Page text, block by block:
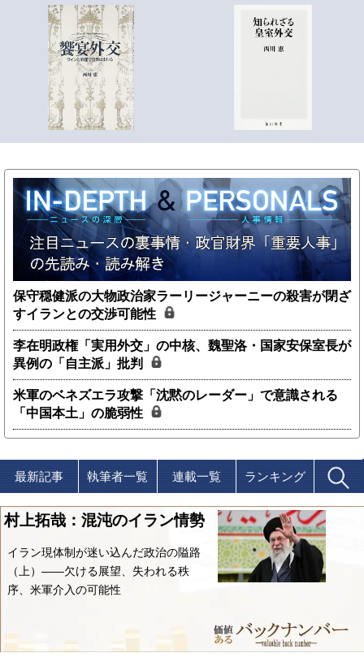
保守穏健派の大物政治家ラーリージャーニーの殺害が閉ざ
すイランとの交渉可能性
李在明政権「実用外交」の中核、魏聖洛・国家安保室長が
異例の「自主派」批判
米軍のベネズエラ攻撃「沈黙のレーダー」で意識される
「中国本土」の脆弱性
最新記事 執筆者一覧 連載一覧 ランキング
村上拓哉：混沌のイラン情勢
イラン現体制が迷い込んだ政治の隘路
（上）――欠ける展望、失われる秩
序、米軍介入の可能性